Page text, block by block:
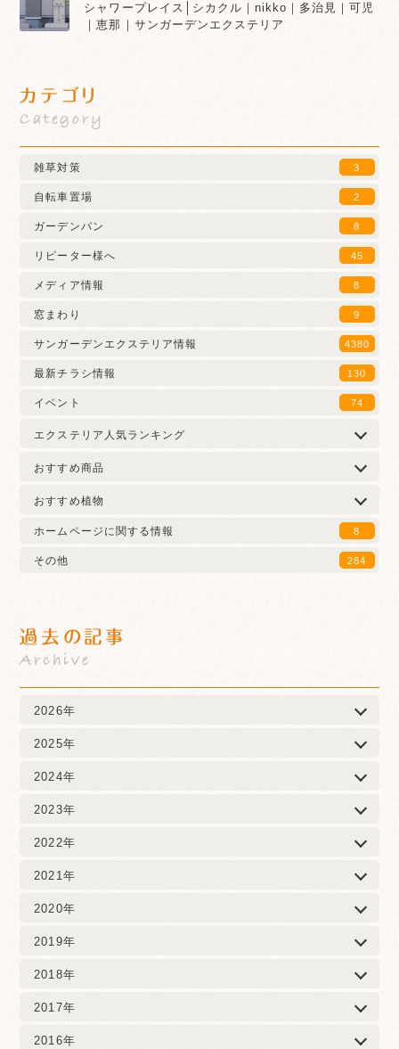
シャワープレイス│シカクル｜nikko｜多治見｜可児
｜恵那｜サンガーデンエクステリア
カテゴリ
Category
雑草対策 3
自転車置場 2
ガーデンパン 8
リピーター様へ 45
メディア情報 8
窓まわり 9
サンガーデンエクステリア情報 4380
最新チラシ情報 130
イベント 74
エクステリア人気ランキング
おすすめ商品
おすすめ植物
ホームページに関する情報
8
その他 284
過去の記事
Archive
2026年
2025年
2024年
2023年
2022年
2021年
2020年
2019年
2018年
2017年
2016年